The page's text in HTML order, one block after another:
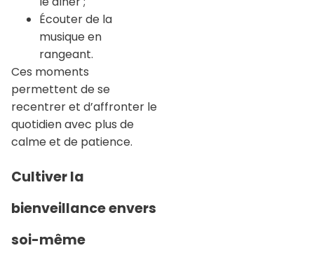
Écouter de la
musique en
rangeant.
Ces moments
permettent de se
recentrer et d’affronter le
quotidien avec plus de
calme et de patience.
Cultiver la
bienveillance envers
soi-même